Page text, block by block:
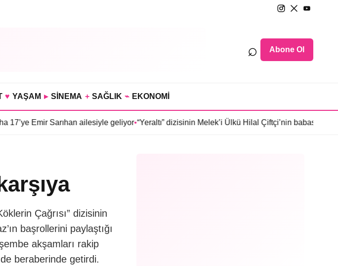
⌕ Abone Ol
♥ YAŞAM ▸ SİNEMA + SAĞLIK ⌁ EKONOMİ
Sarıhan ailesiyle geliyor•“Yeraltı” dizisinin Melek’i Ülkü Hilal Çiftçi’nin babası Ünal Çiftçi’den
Çağrısı” dizisinin
başrollerini paylaştığı
akşamları rakip
beraberinde getirdi.